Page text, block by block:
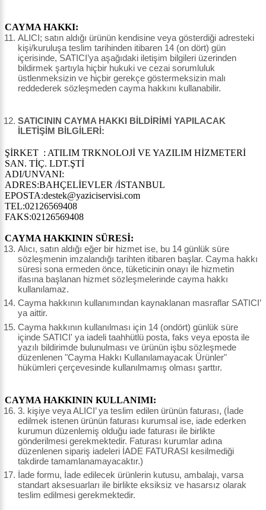
CAYMA HAKKI:
ALICI; satın aldığı ürünün kendisine veya gösterdiği adresteki
kişi/kuruluşa teslim tarihinden itibaren 14 (on dört) gün
içerisinde, SATICI’ya aşağıdaki iletişim bilgileri üzerinden
bildirmek şartıyla hiçbir hukuki ve cezai sorumluluk
üstlenmeksizin ve hiçbir gerekçe göstermeksizin malı
reddederek sözleşmeden cayma hakkını kullanabilir.
SATICININ CAYMA HAKKI BİLDİRİMİ YAPILACAK
İLETİŞİM BİLGİLERİ:
ŞİRKET : ATILIM TRKNOLOJİ VE YAZILIM HİZMETERİ
SAN. TİÇ. LDT.ŞTİ
ADI/UNVANI:
ADRES:BAHÇELİEVLER /İSTANBUL
EPOSTA:destek@yaziciservisi.com
TEL:02126569408
FAKS:02126569408
CAYMA HAKKININ SÜRESİ:
Alıcı, satın aldığı eğer bir hizmet ise, bu 14 günlük süre
sözleşmenin imzalandığı tarihten itibaren başlar. Cayma hakkı
süresi sona ermeden önce, tüketicinin onayı ile hizmetin
ifasına başlanan hizmet sözleşmelerinde cayma hakkı
kullanılamaz.
Cayma hakkının kullanımından kaynaklanan masraflar SATICI’
ya aittir.
Cayma hakkının kullanılması için 14 (ondört) günlük süre
içinde SATICI' ya iadeli taahhütlü posta, faks veya eposta ile
yazılı bildirimde bulunulması ve ürünün işbu sözleşmede
düzenlenen "Cayma Hakkı Kullanılamayacak Ürünler"
hükümleri çerçevesinde kullanılmamış olması şarttır.
CAYMA HAKKININ KULLANIMI:
3. kişiye veya ALICI’ ya teslim edilen ürünün faturası, (İade
edilmek istenen ürünün faturası kurumsal ise, iade ederken
kurumun düzenlemiş olduğu iade faturası ile birlikte
gönderilmesi gerekmektedir. Faturası kurumlar adına
düzenlenen sipariş iadeleri İADE FATURASI kesilmediği
takdirde tamamlanamayacaktır.)
İade formu, İade edilecek ürünlerin kutusu, ambalajı, varsa
standart aksesuarları ile birlikte eksiksiz ve hasarsız olarak
teslim edilmesi gerekmektedir.